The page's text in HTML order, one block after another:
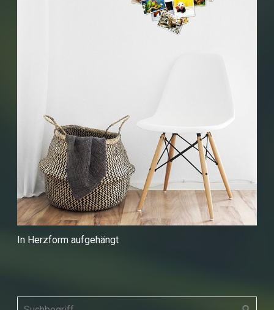
In Herzform aufgehängt